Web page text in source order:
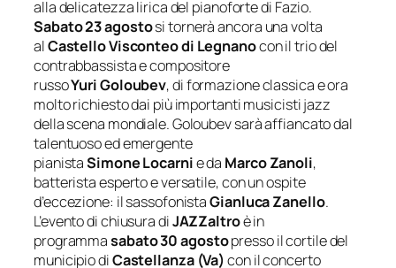
alla delicatezza lirica del pianoforte di Fazio.
Sabato 23 agostosi tornerà ancora una volta
alCastello Visconteo di Legnanocon il trio del
contrabbassista e compositore
russoYuriGoloubev, di formazione classica e ora
molto richiesto dai più importanti musicisti jazz
della scena mondiale. Goloubev sarà affiancato dal
talentuoso ed emergente
pianistaSimoneLocarnie da Marco Zanoli,
batterista esperto e versatile, con un ospite
d’eccezione: il sassofonistaGianluca Zanello.
L’evento di chiusura diJAZZaltroè in
programmasabato 30 agostopresso il cortile del
municipio diCastellanza (Va) con il concerto